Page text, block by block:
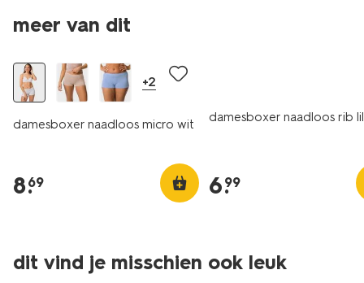
meer van dit
+2
damesboxer naadloos micro wit
8.
69
damesboxer naadloos rib
6.
99
dit vind je misschien ook leuk
3+1 gratis